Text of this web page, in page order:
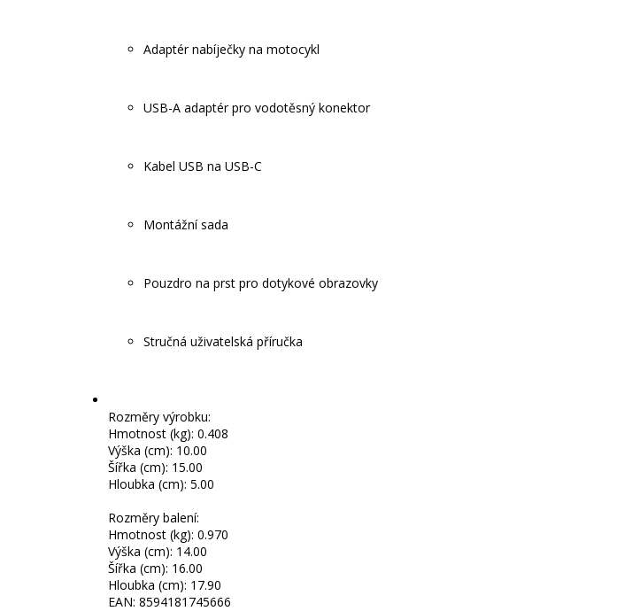
Adaptér nabíječky na motocykl
USB-A adaptér pro vodotěsný konektor
Kabel USB na USB-C
Montážní sada
Pouzdro na prst pro dotykové obrazovky
Stručná uživatelská příručka
Rozměry výrobku:
Hmotnost (kg): 0.408
Výška (cm): 10.00
Šířka (cm): 15.00
Hloubka (cm): 5.00
Rozměry balení:
Hmotnost (kg): 0.970
Výška (cm): 14.00
Šířka (cm): 16.00
Hloubka (cm): 17.90
EAN: 8594181745666